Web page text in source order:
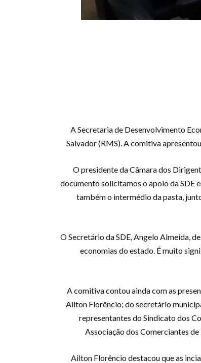
A Secretaria de Desenvolvimento
Salvador (RMS). A comitiva
O presidente da Câmara dos
documento solicitamos o apoio da SDE
também o intermédio da pasta,
O Secretário da SDE, Angelo Almeida,
economias do estado. É muito
A comitiva contou ainda com as
Ailton Florêncio; do secretário
representantes do Sindicato dos
Associação dos Comerciantes
Ailton Florêncio destacou que as